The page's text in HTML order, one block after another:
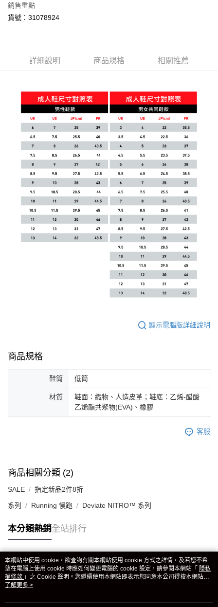
銷售重點
貨號：31078924
詳細說明 商品規格 相關推薦
顯示電腦版詳細說明
商品規格
鞋筒 低筒
材質
鞋面：織物、人造皮革；鞋底：乙烯-醋酸
乙烯酯共聚物(EVA)、橡膠
客服
商品相關分類 (2)
SALE 指定新品2件8折
系列 Running 慢跑 Deviate NITRO™ 系列
本分類熱銷全站排行
熱門標籤
本網站中使用 cookie，欲查詢有關本網站使用 cookie 方式之詳情，及若您不希
望在電腦上使用 cookie 時應如何變更電腦的 cookie 設定，請參閱本網站「 隱私
權條款 」之 Cookie 聲明。您繼續使用本網站即表示您同意本公司得按本網站使
用條款之 Cookie 聲明使用 cookie。
了解更多 >